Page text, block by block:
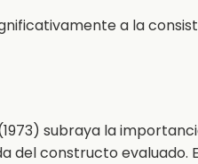
a la
subraya la
del constructo evaluado.